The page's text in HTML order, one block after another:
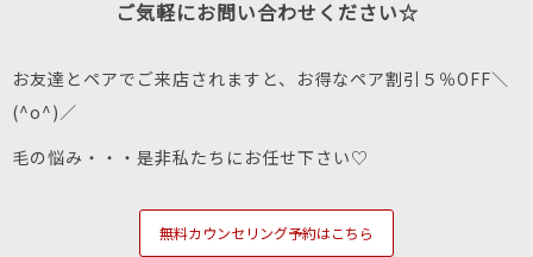
ご気軽にお問い合わせください☆
お友達とペアでご来店されますと、お得なペア割引５％OFF＼
(^o^)／
毛の悩み・・・是非私たちにお任せ下さい♡
無料カウンセリング予約はこちら